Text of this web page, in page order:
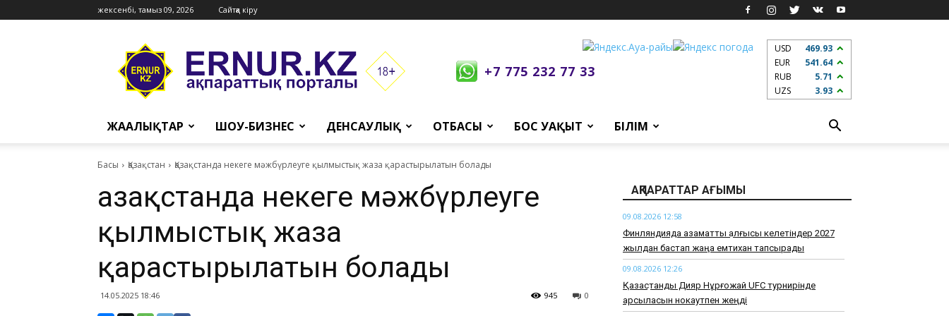
жексенбі, тамыз 09, 2026 Сайтқа кіру
Ernur
Press
+7 775 232 77 33
USD
469.93
EUR
541.64
RUB
5.71
UZS
3.93
ЖАҢАЛЫҚТАР ШОУ-БИЗНЕС ДЕНСАУЛЫҚ ОТБАСЫ БОС УАҚЫТ БІЛІМ
Басы Қазақстан Қазақстанда некеге мәжбүрлеуге қылмыстық жаза қарастырылатын болады
Қазақстанда некеге мәжбүрлеуге
қылмыстық жаза
қарастырылатын болады
14.05.2025 18:46 0
945
АҚПАРАТТАР АҒЫМЫ
09.08.2026 12:58
Финляндияда азаматтық алғысы келетіндер 2027
жылдан бастап жаңа емтихан тапсырады
09.08.2026 12:26
Қазақстандық Дияр Нұрғожай UFC турнирінде
қарсыласын нокаутпен жеңді